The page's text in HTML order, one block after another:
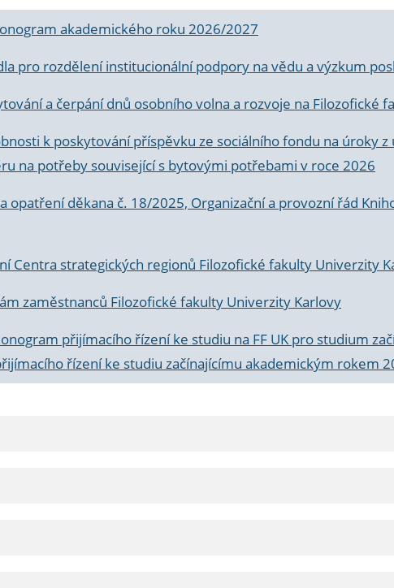
akademického roku 2026/2027
pro rozdělení institucionální podpory na vědu a výzkum
a čerpání dnů osobního volna a rozvoje na Filozofické
k poskytování příspěvku ze sociálního fondu na úroky
na potřeby související s bytovými potřebami v roce 2026
opatření děkana č. 18/2025, Organizační a provozní řád
Centra strategických regionů Filozofické fakulty Univerzity
zaměstnanců Filozofické fakulty Univerzity Karlovy
přijímacího řízení ke studiu na FF UK pro studium
řízení ke studiu začínajícímu akademickým rokem